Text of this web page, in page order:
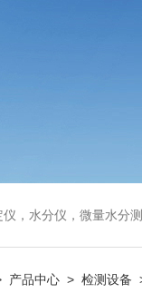
仪，水分仪，微量水分
产品中心 > 检测设备